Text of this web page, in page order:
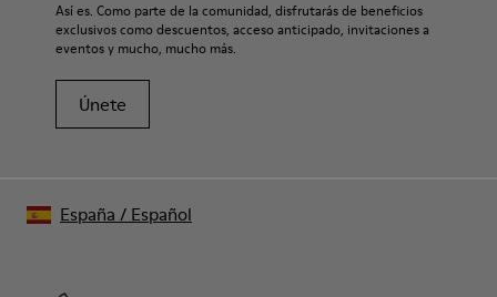
Así es. Como parte de la comunidad, disfrutarás de beneficios
exclusivos como descuentos, acceso anticipado, invitaciones a
eventos y mucho, mucho más.
Únete
España / Español